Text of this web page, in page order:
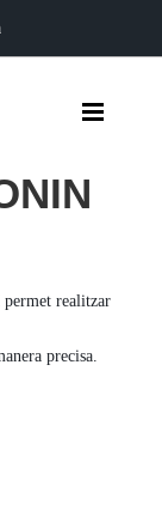
realitzar
precisa.